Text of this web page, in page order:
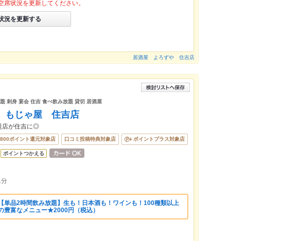
席状況を更新してください。
況を更新する
居酒屋 よろずや 住吉店
刺身 宴会 住吉 食べ飲み放題 貸切 居酒屋
もじゃ屋 住吉店
店が住吉に◎
ポイント還元対象店 口コミ投稿特典対象店 ポイントプラス対象店
ポイントつかえる
【単品2時間飲み放題】生も！日本酒も！ワインも！100種類以上
豊富なメニュー★2000円（税込）